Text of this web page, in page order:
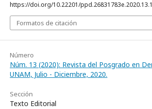
https://doi.org/10.22201/
Formatos de citación
Número
Núm. 13 (2020): Revista del Posgrado en
UNAM, Julio - Diciembre, 2020.
Sección
Texto Editorial